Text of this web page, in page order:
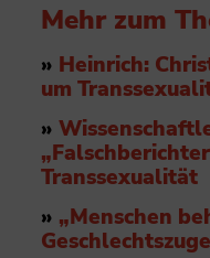
Mehr zum
» Heinrich:
um
»
Transsexualität
» „Menschen